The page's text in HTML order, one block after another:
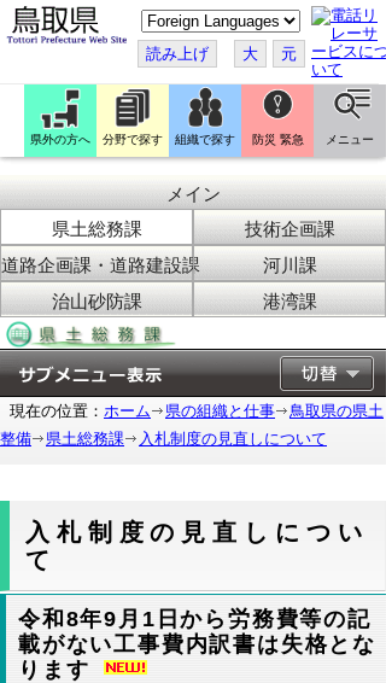
こ
の
ペ
ー
ジ
翻
訳
す
読み上げ 大 元
県外の方へ 分野で探す 組織で探す 防災 緊急 メニュー
メイン
県土総務課
技術企画課
道路企画課・道路建設課
河川課
治山砂防課
港湾課
現在の位置： ホーム 県の組織と仕事
鳥取県の県土
整備
県土総務課 入札制度の見直しについて
入札制度の見直しについ
て
令和8年9月1日から労務費等の記
載がない工事費内訳書は失格とな
ります